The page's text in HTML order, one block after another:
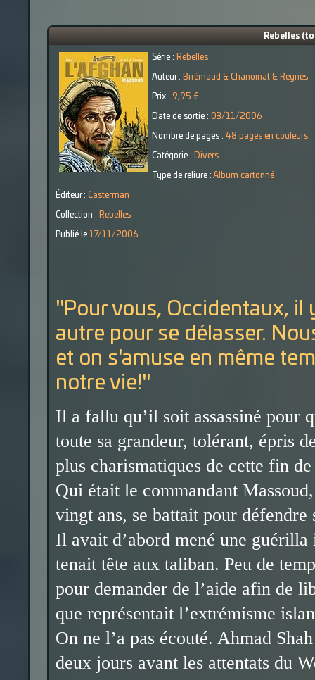
Rebelles
Série : Rebelles
Auteur : Brrémaud & Chanoinat & Reynès
Prix : 9,95 €
Date de sortie : 03/11/2006
Nombre de pages : 48 pages en couleurs
Catégorie : Divers
Type de reliure : Album cartonné
Éditeur : Casterman
Collection : Rebelles
Publié le 17/11/2006
"Pour vous, Occidentaux,
autre pour se délasser.
et on s'amuse en même
notre vie!"
Il a fallu qu’il soit assassiné pour
toute sa grandeur, tolérant, épris
plus charismatiques de cette fin
Qui était le commandant
vingt ans, se battait pour défendre
Il avait d’abord mené une guérilla
tenait tête aux taliban. Peu de
pour demander de l’aide afin de
que représentait l’extrémisme
On ne l’a pas écouté. Ahmad
deux jours avant les attentats du